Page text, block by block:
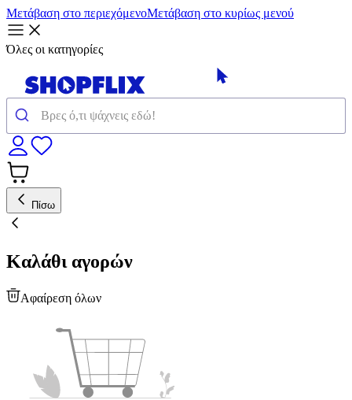
Μετάβαση στο περιεχόμενοΜετάβαση στο κυρίως μενού
Όλες οι κατηγορίες
Πίσω
Καλάθι αγορών
Αφαίρεση όλων